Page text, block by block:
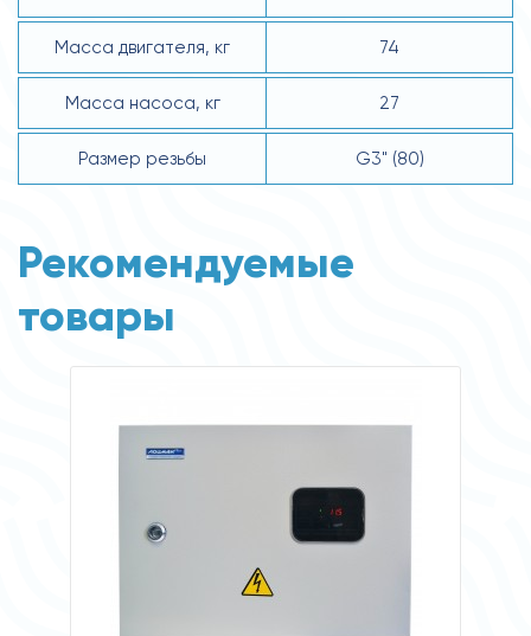
Масса двигателя, кг 74
Масса насоса, кг 27
Размер резьбы G3" (80)
Рекомендуемые
товары